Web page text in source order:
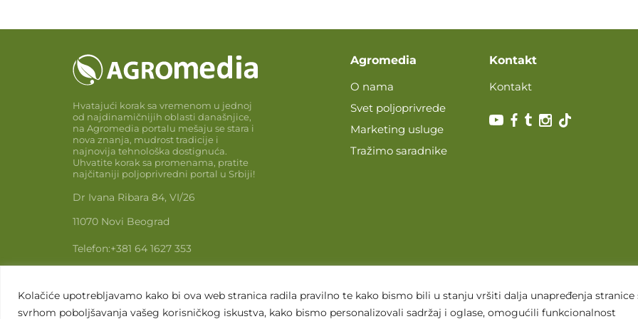
Kolačiće upotrebljavamo kako bi ova web stranica radila pravilno te kako bismo bili u stanju vršiti dalja unapređenja stranice
svrhom poboljšavanja vašeg korisničkog iskustva, kako bismo personalizovali sadržaj i oglase, omogućili funkcionalnost
Hvatajući korak sa vremenom u jednoj
od najdinamičnijih oblasti današnjice,
na Agromedia portalu mešaju se stara i
nova znanja, mudrost tradicije i
najnovija tehnološka dostignuća.
Uhvatite korak sa promenama, pratite
najčitaniji poljoprivredni portal u Srbiji!
Dr Ivana Ribara 84, VI/26
11070 Novi Beograd
Telefon:+381 64 1627 353
www.agromedia.rs
Agromedia
O nama
Svet poljoprivrede
Marketing usluge
Tražimo saradnike
Kontakt
Kontakt